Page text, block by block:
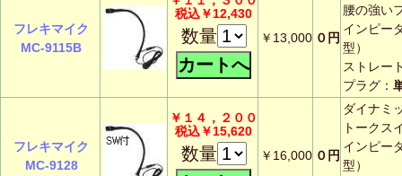
フレキマイク
MC-9115B
税込￥12,430
数量 ￥13,000 ０円
腰の強い
インピー
型）
ストレー
プラグ：
フレキマイク
MC-9128
￥１４，２００
税込￥15,620
数量 ￥16,000 ０円
ダイナミ
トークス
インピー
型）